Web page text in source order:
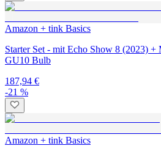
Amazon + tink Basics
Starter Set - mit Echo Show 8 (2023)
GU10 Bulb
187,94 €
-21 %
Amazon + tink Basics